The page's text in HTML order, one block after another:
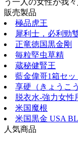
販売製品
極品虎王
犀利士，必利勁
正竜徳国黒金剛
毎粒堅虫草精
蔵秘健腎王
藍金偉哥1箱セッ
享硬（きょうこう
脱衣水-強力女性
米国魔根
米国黒金 USA
人気商品